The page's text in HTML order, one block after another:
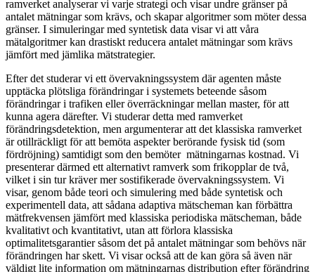
ramverket analyserar vi varje strategi och visar undre gränser på
antalet mätningar som krävs, och skapar algoritmer som möter dessa
gränser. I simuleringar med syntetisk data visar vi att våra
mätalgoritmer kan drastiskt reducera antalet mätningar som krävs
jämfört med jämlika mätstrategier.
Efter det studerar vi ett övervakningssystem där agenten måste
upptäcka plötsliga förändringar i systemets beteende såsom
förändringar i trafiken eller överräckningar mellan master, för att
kunna agera därefter. Vi studerar detta med ramverket
förändringsdetektion, men argumenterar att det klassiska ramverket
är otillräckligt för att bemöta aspekter berörande fysisk tid (som
fördröjning) samtidigt som den bemöter mätningarnas kostnad. Vi
presenterar därmed ett alternativt ramverk som frikopplar de två,
vilket i sin tur kräver mer sostifikerade övervakningssystem. Vi
visar, genom både teori och simulering med både syntetisk och
experimentell data, att sådana adaptiva mätscheman kan förbättra
mätfrekvensen jämfört med klassiska periodiska mätscheman, både
kvalitativt och kvantitativt, utan att förlora klassiska
optimalitetsgarantier såsom det på antalet mätningar som behövs när
förändringen har skett. Vi visar också att de kan göra så även när
väldigt lite information om mätningarnas distribution efter förändring